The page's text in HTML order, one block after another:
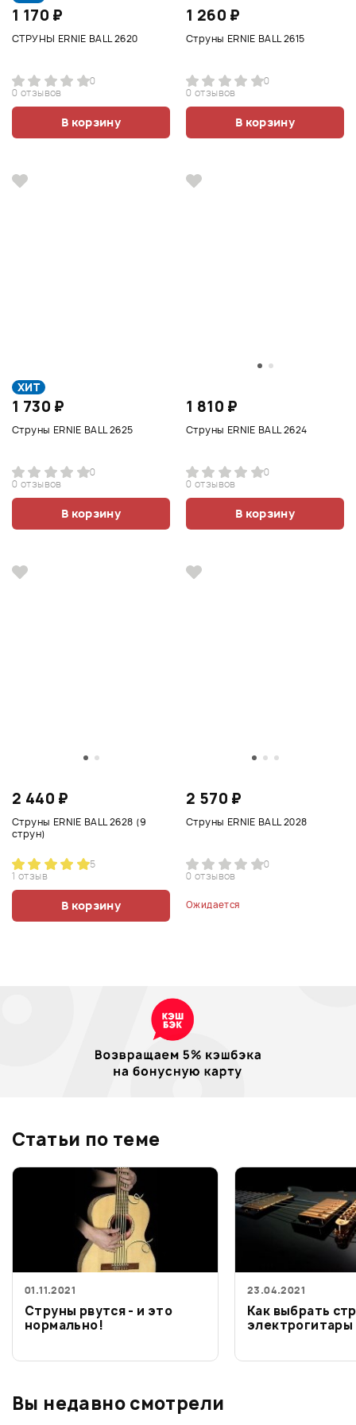
1 170 ₽
СТРУНЫ ERNIE BALL 2620
0
0 отзывов
В корзину
1 260 ₽
Струны ERNIE BALL 2615
0
0 отзывов
В корзину
ХИТ
1 730 ₽
Струны ERNIE BALL 2625
0
0 отзывов
В корзину
1 810 ₽
Струны ERNIE BALL 2624
0
0 отзывов
В корзину
2 440 ₽
Струны ERNIE BALL 2628 (9
струн)
5
1 отзыв
В корзину
2 570 ₽
Струны ERNIE BALL 2028
0
0 отзывов
Ожидается
Статьи по теме
01.11.2021
Струны рвутся - и это
нормально!
23.04.2021
Как выбрать
электрогитары
Вы недавно смотрели